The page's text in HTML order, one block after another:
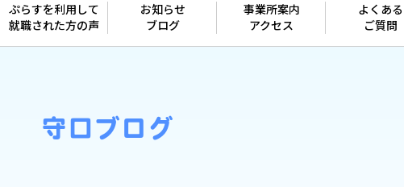
ぷらすを利用して
就職された方の声
お知らせ
ブログ
事業所案内
アクセス
よくある
ご質問
守口ブログ